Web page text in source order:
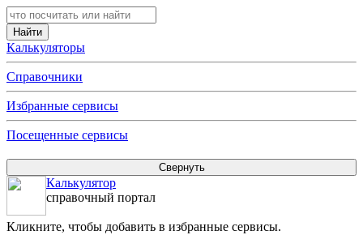
Калькуляторы
Справочники
Избранные сервисы
Посещенные сервисы
Калькулятор
справочный портал
Кликните, чтобы добавить в избранные сервисы.